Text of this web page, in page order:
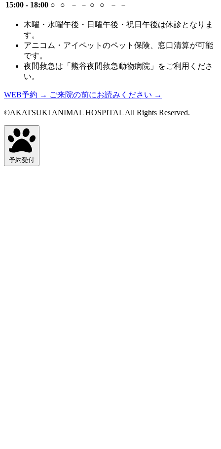
15:00 - 18:00 ○ ○ － － ○ ○ － －
木曜・水曜午後・日曜午後・祝日午後は休診となりま
す。
アニコム・アイペットのペット保険、窓口清算が可能
です。
夜間救急は「熊谷夜間救急動物病院」をご利用くださ
い。
WEB予約 → ご来院の前にお読みください →
©AKATSUKI ANIMAL HOSPITAL All Rights Reserved.
予約受付